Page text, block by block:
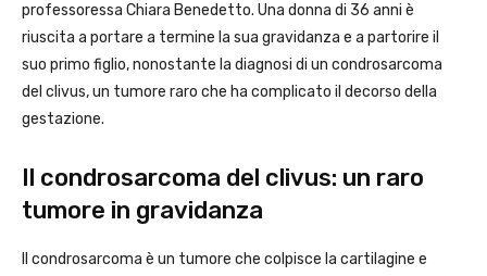
professoressa Chiara Benedetto. Una donna di 36 anni è
riuscita a portare a termine la sua gravidanza e a partorire il
suo primo figlio, nonostante la diagnosi di un condrosarcoma
del clivus, un tumore raro che ha complicato il decorso della
gestazione.
Il condrosarcoma del clivus: un raro
tumore in gravidanza
Il condrosarcoma è un tumore che colpisce la cartilagine e